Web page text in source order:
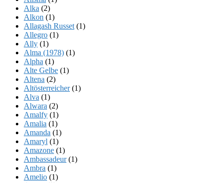
Alka (2)
Alkon (1)
Allagash Russet (1)
Allegro (1)
Ally (1)
Alma (1978) (1)
Alpha (1)
Alte Gelbe (1)
Altena (2)
Altösterreicher(1)
Alva (1)
Alwara (2)
Amalfy (1)
Amalia (1)
Amanda (1)
Amaryl (1)
Amazone (1)
Ambassadeur(1)
Ambra (1)
Amelio (1)